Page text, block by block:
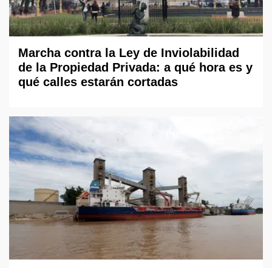
Marcha contra la Ley de Inviolabilidad
de la Propiedad Privada: a qué hora es y
qué calles estarán cortadas